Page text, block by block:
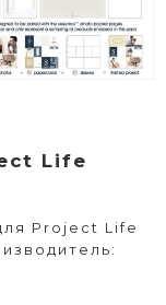
Life
Project Life